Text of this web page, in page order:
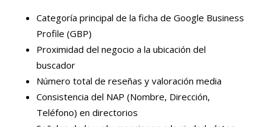
Categoría principal de la ficha de Google Business
Profile (GBP)
Proximidad del negocio a la ubicación del
buscador
Número total de reseñas y valoración media
Consistencia del NAP (Nombre, Dirección,
Teléfono) en directorios